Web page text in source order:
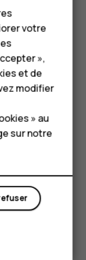
PIN, appuyez
votre
la liste
d'utilisateurs
vous
Internet, à
votre
»,
et de
modifier
» au
sur notre